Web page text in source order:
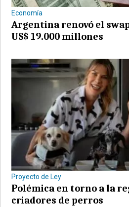
Economía
Argentina renovó el
US$ 19.000 millones
Proyecto de Ley
Polémica en torno a la
criadores de perros